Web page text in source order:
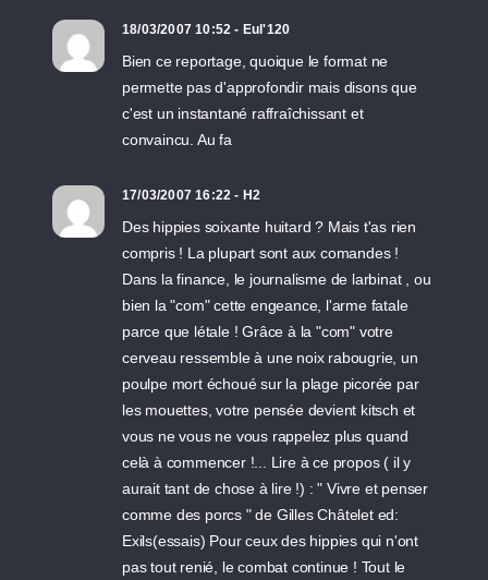
18/03/2007 10:52 - Eul'120
Bien ce reportage, quoique le format ne
permette pas d'approfondir mais disons que
c'est un instantané raffraîchissant et
convaincu. Au fa
17/03/2007 16:22 - H2
Des hippies soixante huitard ? Mais t'as rien
compris ! La plupart sont aux comandes !
Dans la finance, le journalisme de larbinat , ou
bien la "com" cette engeance, l'arme fatale
parce que létale ! Grâce à la "com" votre
cerveau ressemble à une noix rabougrie, un
poulpe mort échoué sur la plage picorée par
les mouettes, votre pensée devient kitsch et
vous ne vous ne vous rappelez plus quand
celà à commencer !... Lire à ce propos ( il y
aurait tant de chose à lire !) : " Vivre et penser
comme des porcs " de Gilles Châtelet ed:
Exils(essais) Pour ceux des hippies qui n'ont
pas tout renié, le combat continue ! Tout le